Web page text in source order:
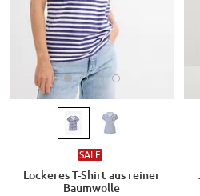
SALE
Lockeres T-Shirt aus reiner
Baumwolle